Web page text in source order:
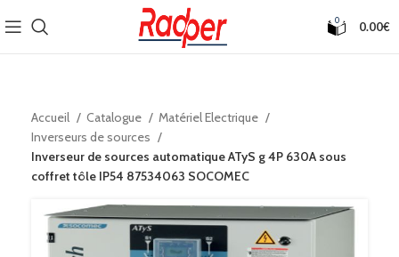
0 0.00€
Accueil Catalogue
Matériel Electrique
Inverseurs de sources
Inverseur de sources automatique ATyS g 4P 630A sous
coffret tôle IP54 87534063 SOCOMEC